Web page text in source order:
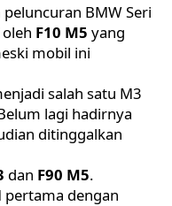
BMW Seri
F10 M5 yang
mobil ini
salah satu M3
lagi hadirnya
ditinggalkan
dan F90 M5.
pertama dengan